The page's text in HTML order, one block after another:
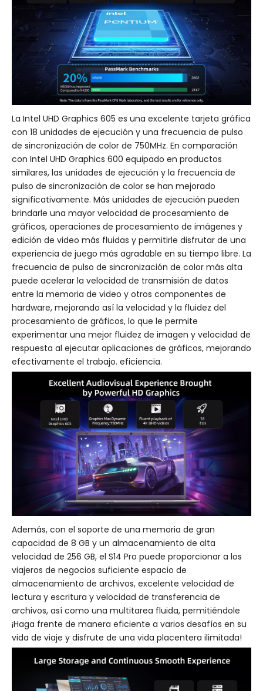
La Intel UHD Graphics 605 es una excelente tarjeta gráfica
con 18 unidades de ejecución y una frecuencia de pulso
de sincronización de color de 750MHz. En comparación
con Intel UHD Graphics 600 equipado en productos
similares, las unidades de ejecución y la frecuencia de
pulso de sincronización de color se han mejorado
significativamente. Más unidades de ejecución pueden
brindarle una mayor velocidad de procesamiento de
gráficos, operaciones de procesamiento de imágenes y
edición de video más fluidas y permitirle disfrutar de una
experiencia de juego más agradable en su tiempo libre. La
frecuencia de pulso de sincronización de color más alta
puede acelerar la velocidad de transmisión de datos
entre la memoria de video y otros componentes de
hardware, mejorando así la velocidad y la fluidez del
procesamiento de gráficos, lo que le permite
experimentar una mejor fluidez de imagen y velocidad de
respuesta al ejecutar aplicaciones de gráficos, mejorando
efectivamente el trabajo. eficiencia.
Además, con el soporte de una memoria de gran
capacidad de 8 GB y un almacenamiento de alta
velocidad de 256 GB, el S14 Pro puede proporcionar a los
viajeros de negocios suficiente espacio de
almacenamiento de archivos, excelente velocidad de
lectura y escritura y velocidad de transferencia de
archivos, así como una multitarea fluida, permitiéndole
¡Haga frente de manera eficiente a varios desafíos en su
vida de viaje y disfrute de una vida placentera ilimitada!